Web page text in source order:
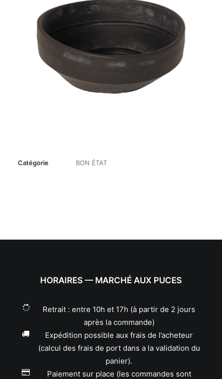
Catégorie BON ÉTAT
HORAIRES — MARCHÉ AUX PUCES
Retrait : entre 10h et 17h (à partir de 2 jours
après la commande)
Expédition possible aux frais de l’acheteur
(calcul des frais de port dans a la validation du
panier).
Paiement sur place (les commandes sont